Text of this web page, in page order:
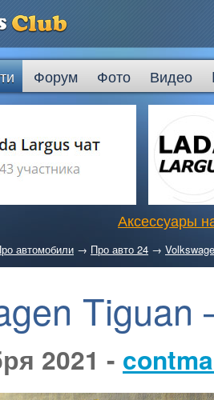
Форум Фото Видео
Аксессуары
автомобили → Про авто 24 →
Tiguan
2021 -